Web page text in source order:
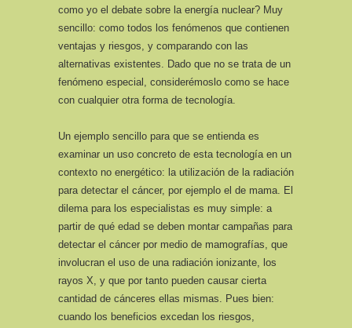
como yo el debate sobre la energía nuclear? Muy
sencillo: como todos los fenómenos que contienen
ventajas y riesgos, y comparando con las
alternativas existentes. Dado que no se trata de un
fenómeno especial, considerémoslo como se hace
con cualquier otra forma de tecnología.
Un ejemplo sencillo para que se entienda es
examinar un uso concreto de esta tecnología en un
contexto no energético: la utilización de la radiación
para detectar el cáncer, por ejemplo el de mama. El
dilema para los especialistas es muy simple: a
partir de qué edad se deben montar campañas para
detectar el cáncer por medio de mamografías, que
involucran el uso de una radiación ionizante, los
rayos X, y que por tanto pueden causar cierta
cantidad de cánceres ellas mismas. Pues bien:
cuando los beneficios excedan los riesgos,